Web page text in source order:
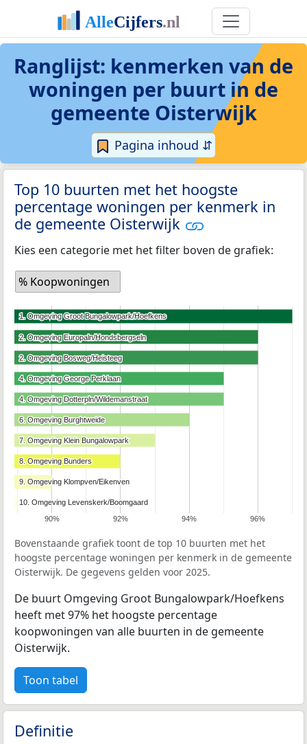
Ranglijst: kenmerken van de
woningen per buurt in de
gemeente Oisterwijk
Pagina inhoud ⇵
Top 10 buurten met het hoogste
percentage woningen per kenmerk in
de gemeente Oisterwijk
Kies een categorie met het filter boven de grafiek:
% Koopwoningen
90% 92% 94% 96%
1. Omgeving Groot Bungalowpark/Hoefkens
1. Omgeving Groot Bungalowpark/Hoefkens
2. Omgeving Europaln/Hondsbergseln
2. Omgeving Europaln/Hondsbergseln
2. Omgeving Bosweg/Heisteeg
2. Omgeving Bosweg/Heisteeg
4. Omgeving George Perklaan
4. Omgeving George Perklaan
4. Omgeving Dotterpln/Wildemanstraat
4. Omgeving Dotterpln/Wildemanstraat
6. Omgeving Burghtweide
6. Omgeving Burghtweide
7. Omgeving Klein Bungalowpark
7. Omgeving Klein Bungalowpark
8. Omgeving Bunders
8. Omgeving Bunders
9. Omgeving Klompven/Eikenven
9. Omgeving Klompven/Eikenven
10. Omgeving Levenskerk/Boomgaard
10. Omgeving Levenskerk/Boomgaard
Bovenstaande grafiek toont de top 10 buurten met het
hoogste percentage woningen per kenmerk in de gemeente
Oisterwijk. De gegevens gelden voor 2025.
De buurt Omgeving Groot Bungalowpark/Hoefkens
heeft met 97% het hoogste percentage
koopwoningen van alle buurten in de gemeente
Oisterwijk.
Toon tabel
Definitie